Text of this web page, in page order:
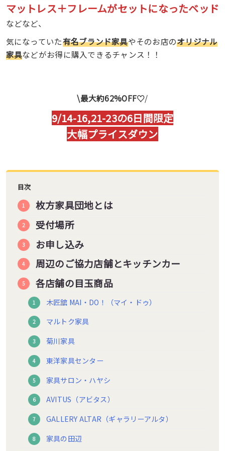
マットレス＋フレームがセットになったベッド
などなど、
気になっていた有名ブランド家具やそのお店のオリジナル
家具などがお得に購入できるチャンス！！
\最大約62%OFF♡/
9/14-16,21-23の6日間限定
大幅プライスダウン
目次
枚方家具団地とは
受付場所
お申し込み
周辺のご協力店舗とキッチンカー
各店舗の目玉商品
木匠舘 MAI・DO！（マイ・ドゥ）
マルトク家具
菊川家具
東洋家具センター
家具サロン・ハヤシ
AVITUS（アビタス）
GALLERY ALTAR（ギャラリーアルタ）
家具の田辺